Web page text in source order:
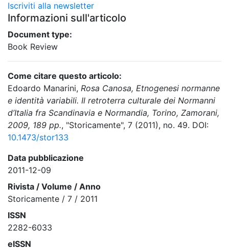
Iscriviti alla newsletter
Informazioni sull'articolo
Document type:
Book Review
Come citare questo articolo:
Edoardo Manarini, Rosa Canosa, Etnogenesi normanne
e identità variabili. Il retroterra culturale dei Normanni
d’Italia fra Scandinavia e Normandia, Torino, Zamorani,
2009, 189 pp., "Storicamente", 7 (2011), no. 49. DOI:
10.1473/stor133
Data pubblicazione
2011-12-09
Rivista / Volume / Anno
Storicamente / 7 / 2011
ISSN
2282-6033
eISSN